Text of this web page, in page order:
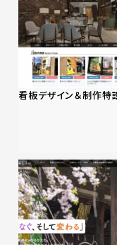
看板デザイン＆制作特